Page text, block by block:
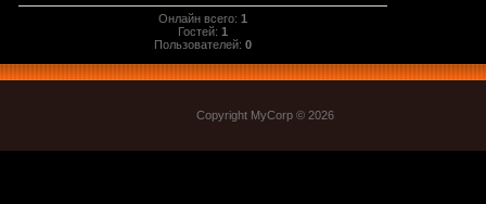
Онлайн всего: 1
Гостей: 1
Пользователей: 0
Copyright MyCorp © 2026